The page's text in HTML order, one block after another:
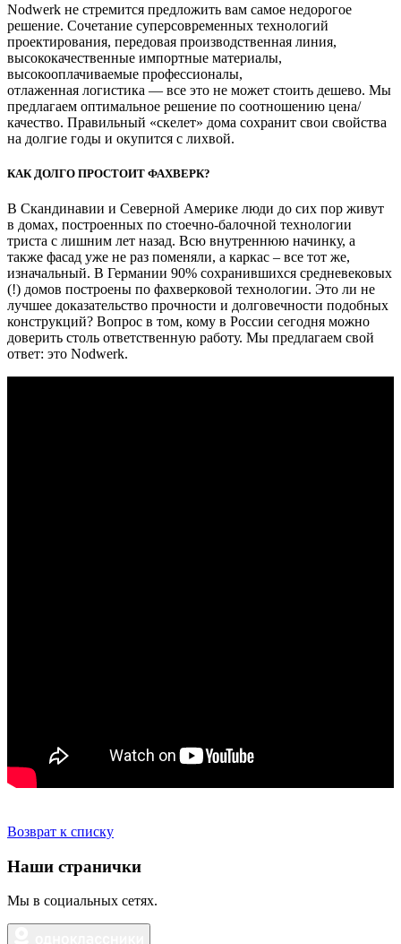
Nodwerk не стремится предложить вам самое недорогое
решение. Сочетание суперсовременных технологий
проектирования, передовая производственная линия,
высококачественные импортные материалы,
высокооплачиваемые профессионалы,
отлаженная логистика — все это не может стоить дешево. Мы
предлагаем оптимальное решение по соотношению цена/
качество. Правильный «скелет» дома сохранит свои свойства
на долгие годы и окупится с лихвой.
КАК ДОЛГО ПРОСТОИТ ФАХВЕРК?
В Скандинавии и Северной Америке люди до сих пор живут
в домах, построенных по стоечно-балочной технологии
триста с лишним лет назад. Всю внутреннюю начинку, а
также фасад уже не раз поменяли, а каркас – все тот же,
изначальный. В Германии 90% сохранившихся средневековых
(!) домов построены по фахверковой технологии. Это ли не
лучшее доказательство прочности и долговечности подобных
конструкций? Вопрос в том, кому в России сегодня можно
доверить столь ответственную работу. Мы предлагаем свой
ответ: это Nodwerk.
Возврат к списку
Наши странички
Мы в социальных сетях.